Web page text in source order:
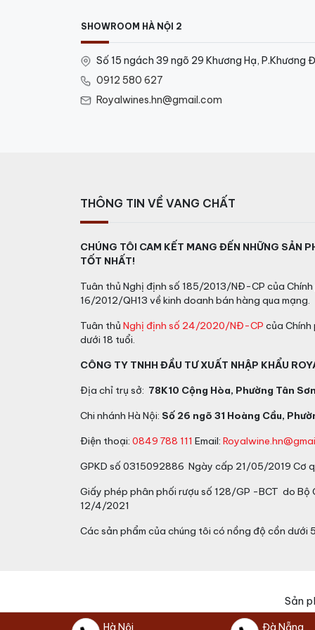
SHOWROOM HÀ NỘI 2
Số 15 ngách 39 ngõ 29 Khương Hạ, P.Khương
0912 580 627
Royalwines.hn@gmail.com
THÔNG TIN VỀ VANG CHẤT
CHÚNG TÔI CAM KẾT MANG ĐẾN NHỮNG SẢN
TỐT NHẤT!
Tuân thủ Nghị định số 185/2013/NĐ-CP của
16/2012/QH13 về kinh doanh bán hàng qua mạng.
Tuân thủ Nghị định số 24/2020/NĐ-CP của Chính
dưới 18 tuổi.
CÔNG TY TNHH ĐẦU TƯ XUẤT NHẬP KHẨU
Địa chỉ trụ sở: 78K10 Cộng Hòa, Phường Tân
Chi nhánh Hà Nội: Số 26 ngõ 31 Hoàng Cầu,
Điện thoại: 0849 788 111 Email:
GPKD số 0315092886 Ngày cấp 21/05/2019 Cơ
Giấy phép phân phối rượu số 128/GP -BCT do Bộ
12/4/2021
Các sản phẩm của chúng tôi có nồng độ cồn dưới
Sản
Hà Nội Đà Nẵng